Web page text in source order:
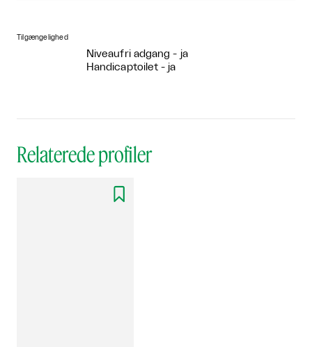
Tilgængelighed
Niveaufri adgang - ja
Handicaptoilet - ja
Relaterede profiler
